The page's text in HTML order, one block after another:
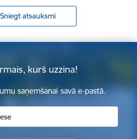
Sniegt atsauksmi
kurš uzzina!
saņemšanai savā e-pastā.